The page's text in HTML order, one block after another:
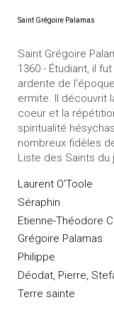
Saint Grégoire Palamas
Saint Grégoire
1360 - Étudiant, il
ardente de
ermite. Il découvrit
coeur et la
spiritualité
nombreux fidèles
Liste des Saints du
Laurent O'Toole
Séraphin
Etienne-Théodore
Grégoire Palamas
Philippe
Déodat, Pierre,
Terre sainte